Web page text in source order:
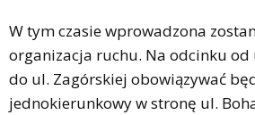
W tym czasie wprowadzona
organizacja ruchu. Na odcinku od
do ul. Zagórskiej obowiązywać
jednokierunkowy w stronę ul.